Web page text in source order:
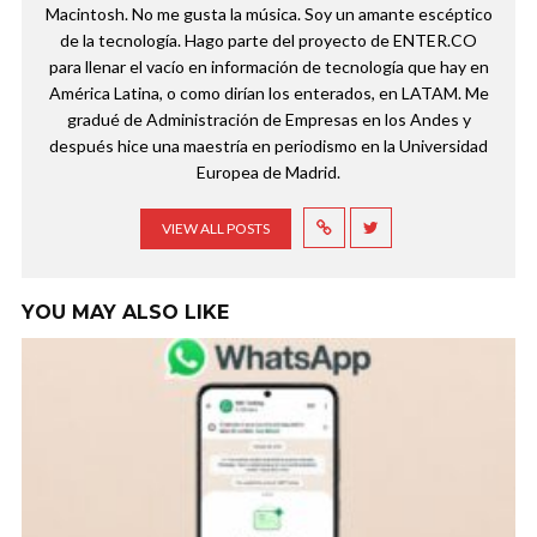
Macintosh. No me gusta la música. Soy un amante escéptico
de la tecnología. Hago parte del proyecto de ENTER.CO
para llenar el vacío en información de tecnología que hay en
América Latina, o como dirían los enterados, en LATAM. Me
gradué de Administración de Empresas en los Andes y
después hice una maestría en periodismo en la Universidad
Europea de Madrid.
VIEW ALL POSTS
YOU MAY ALSO LIKE